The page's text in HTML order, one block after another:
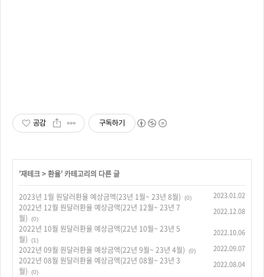
공감 구독하기
'재테크>환율' 카테고리의 다른 글
2023년 1월 원달러환율 예상금액(23년 1월~ 23년 8월) (0) 2023.01.02
2022년 12월 원달러환율 예상금액(22년 12월~ 23년 7
월)
(0)
2022.12.08
2022년 10월 원달러환율 예상금액(22년 10월~ 23년 5
월)
(1)
2022.10.06
2022년 09월 원달러환율 예상금액(22년 9월~ 23년 4월) (0) 2022.09.07
2022년 08월 원달러환율 예상금액(22년 08월~ 23년 3
월)
(0)
2022.08.04